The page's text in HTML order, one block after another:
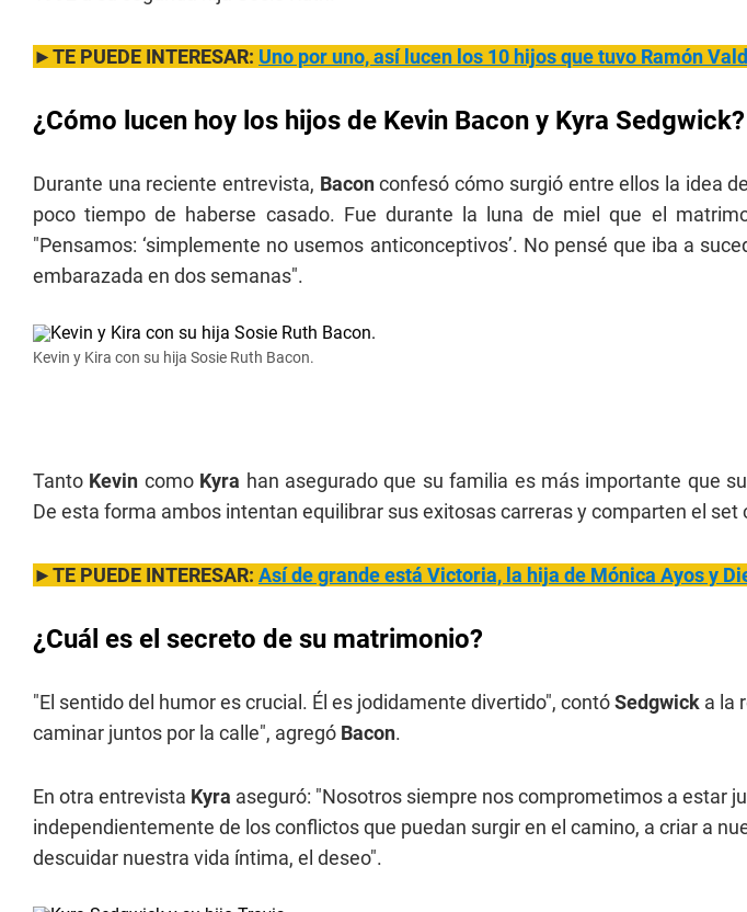
►TE PUEDE INTERESAR: Uno por uno, así lucen los 10 hijos que tuvo Ramón
¿Cómo lucen hoy los hijos de Kevin Bacon y Kyra Sedgwick?
Durante una reciente entrevista, Baconconfesó cómo surgió entre ellos la idea
poco tiempo de haberse casado. Fue durante la luna de miel que el
"Pensamos: ‘simplemente no usemos anticonceptivos’. No pensé que iba a
embarazada en dos semanas".
Kevin y Kira con su hija Sosie Ruth Bacon.
Tanto Kevin como Kyra han asegurado que su familia es más importante que
De esta forma ambos intentan equilibrar sus exitosas carreras y comparten el set
►TE PUEDE INTERESAR: Así de grande está Victoria, la hija de Mónica Ayos y
¿Cuál es el secreto de su matrimonio?
"El sentido del humor es crucial. Él es jodidamente divertido", contóSedgwick a la
caminar juntos por la calle", agregó Bacon.
En otra entrevista Kyra aseguró: "Nosotros siempre nos comprometimos a estar
independientemente de los conflictos que puedan surgir en el camino, a criar a
descuidar nuestra vida íntima, el deseo".